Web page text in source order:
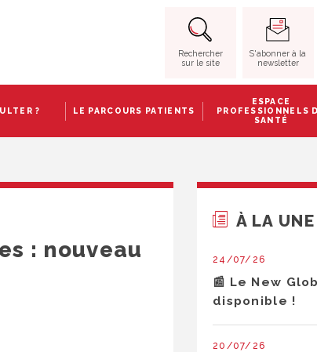
Rechercher
sur le site
S'abonner à la
newsletter
? LE PARCOURS PATIENTS
ESPACE
PROFESSIONNELS
SANTÉ
: nouveau
À LA UNE
24/07/26
📰 Le New
disponible !
20/07/26